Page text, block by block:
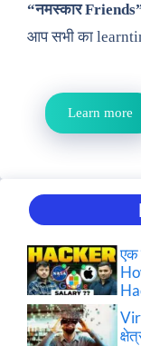
“नमस्कार
आप सभी का
Learn more
एक